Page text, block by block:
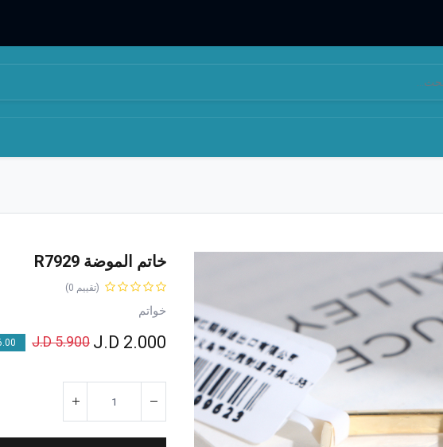
خاتم الموضة R7929
(تقييم 0)
خواتم
2.000
5.900
J.D
% OFF